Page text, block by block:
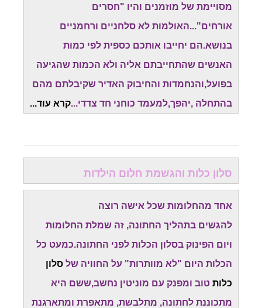
מסויימת של מוזמנים והיו "חסרים
אורחים"...האולמות לא סלחניים ורחמניים
בנושא.הם יחייבו אותכם כספית לפי כמות
האנשים שהתחייבתם אליה ולא הכמות שהגיעה
בפועל,והנחמדות והחיבוק האדיר שקיבלתם מהם
בהתחלה ,יהפך,למעמד כוחני חד צדדי...קרא עוד...
סלון כלות והגשמת חלום הילדות
אחד מהחלומות שכל אישה רוצה
להגשים בתהליך החתונה, זה שמלת החלומות
ויום הפינוק בסלון הכלות לפני החתונה.כמעט כל
הכלות היום "לא מוותרות" על החוויה של סלון
כלות טוב ומפנק עם מוניטין נחשב,ששם היא
מתכוננת לחתונה, מתלבשת, מתאפרת ומתארגנת